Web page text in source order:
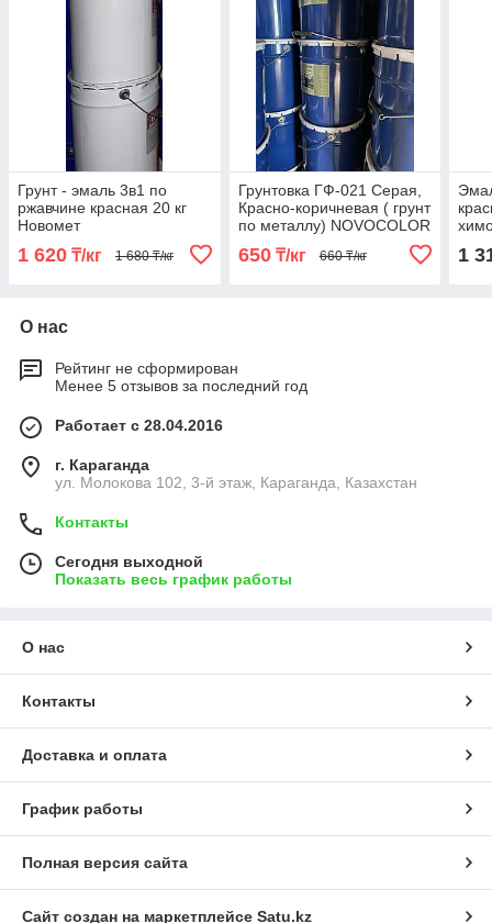
Грунт - эмаль 3в1 по
ржавчине красная 20 кг
Новомет
1 620 ₸/кг 1 680 ₸/кг
Грунтовка ГФ-021 Серая,
Красно-коричневая ( грунт
по металлу) NOVOCOLOR
650₸/кг 660 ₸/кг 1
О нас
Рейтинг не сформирован
Менее 5 отзывов за последний год
Работает с 28.04.2016
г. Караганда
ул. Молокова 102, 3-й этаж, Караганда, Казахстан
Контакты
Сегодня выходной
Показать весь график работы
О нас
Контакты
Доставка и оплата
График работы
Полная версия сайта
Сайт создан на маркетплейсе Satu.kz